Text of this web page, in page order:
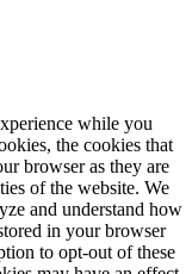
while you
the cookies that
browser as they are
of the website. We
and understand how
in your browser
to opt-out of these